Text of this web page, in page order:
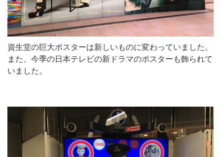
資生堂の巨大ポスターは新しいものに変わっていました。
また、今季の日本テレビの新ドラマのポスターも飾られて
いました。